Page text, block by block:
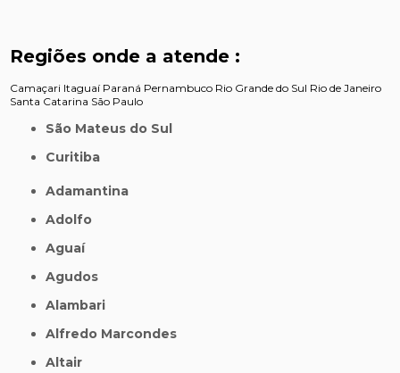
Regiões onde a atende :
Camaçari Itaguaí Paraná Pernambuco Rio Grande do Sul Rio de Janeiro
Santa Catarina São Paulo
São Mateus do Sul
Curitiba
Adamantina
Adolfo
Aguaí
Agudos
Alambari
Alfredo Marcondes
Altair